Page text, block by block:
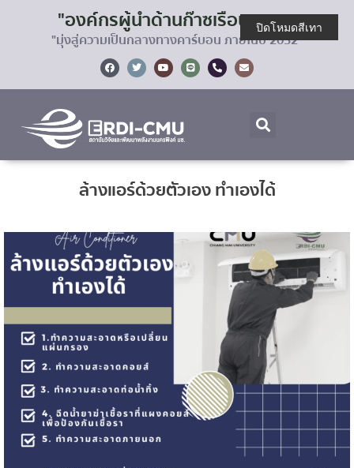
"องค์กรผู้นำด้านก๊าซเรือนกระจก
"มุ่งสู่ความเป็นกลางทางคาร์บอน ภายในปี 2032"
ล้างแอร์ด้วยตัวเอง ทำเองได้
ปิดโหมดสีเทา